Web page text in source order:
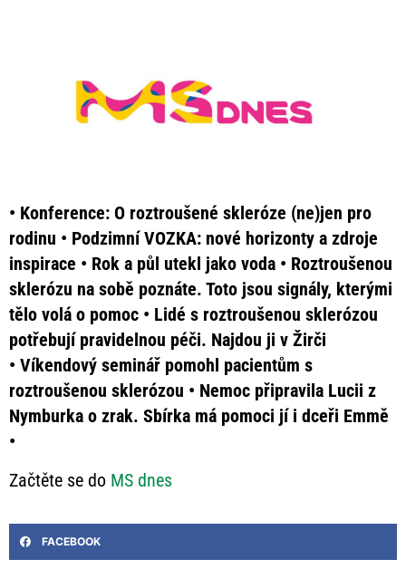
• Konference: O roztroušené skleróze (ne)jen pro
rodinu • Podzimní VOZKA: nové horizonty a zdroje
inspirace • Rok a půl utekl jako voda • Roztroušenou
sklerózu na sobě poznáte. Toto jsou signály, kterými
tělo volá o pomoc • Lidé s roztroušenou sklerózou
potřebují pravidelnou péči. Najdou ji v Žirči
• Víkendový seminář pomohl pacientům s
roztroušenou sklerózou • Nemoc připravila Lucii z
Nymburka o zrak. Sbírka má pomoci jí i dceři Emmě
•
Začtěte se do MS dnes
FACEBOOK